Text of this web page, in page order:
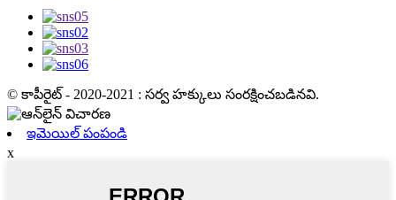
© కాపీరైట్ - 2020-2021 : సర్వ హక్కులు సంరక్షించబడినవి.
ఇమెయిల్ పంపండి
x